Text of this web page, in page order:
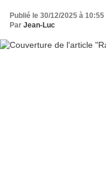
Publié le 30/12/2025 à 10:55
Par Jean-Luc